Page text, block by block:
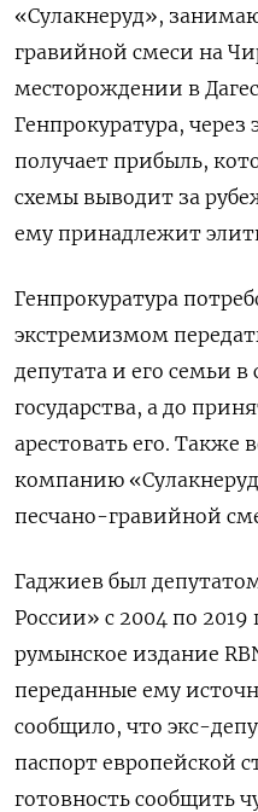
«Сулакнеруд»,
гравийной смеси на
месторождении в
Генпрокуратура,
получает прибыль,
схемы выводит за
ему принадлежит
Генпрокуратура
экстремизмом
депутата и его семьи в
государства, а до
арестовать его. Также
компанию
песчано-гравийной
Гаджиев был
России» с 2004 по 2019
румынское издание
переданные ему
сообщило, что экс-
паспорт европейской
готовность сообщить